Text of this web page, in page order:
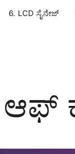
6. LCD ಸೈನೇಜ್